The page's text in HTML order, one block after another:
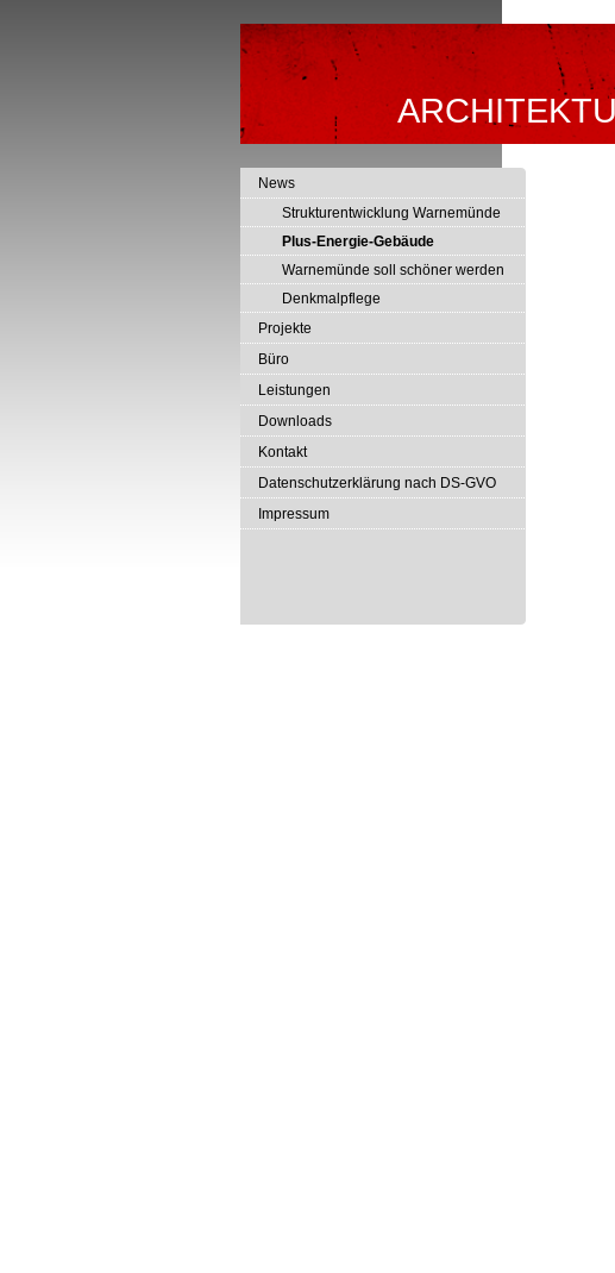
News
Strukturentwicklung Warnemünde
Plus-Energie-Gebäude
Warnemünde soll schöner werden
Denkmalpflege
Projekte
Büro
Leistungen
Downloads
Kontakt
Datenschutzerklärung nach DS-GVO
Impressum